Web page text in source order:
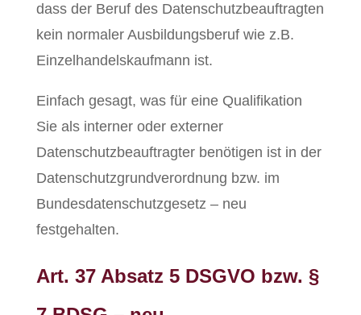
dass der Beruf des Datenschutzbeauftragten
kein normaler Ausbildungsberuf wie z.B.
Einzelhandelskaufmann ist.
Einfach gesagt, was für eine Qualifikation
Sie als interner oder externer
Datenschutzbeauftragter benötigen ist in der
Datenschutzgrundverordnung bzw. im
Bundesdatenschutzgesetz – neu
festgehalten.
Art. 37 Absatz 5 DSGVO bzw. §